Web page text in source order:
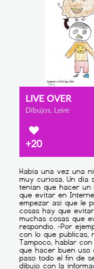
LIVE OVER
Dibujos, Leire
+20